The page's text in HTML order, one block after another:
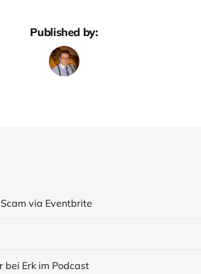
Published by:
via Eventbrite
bei Erk im Podcast